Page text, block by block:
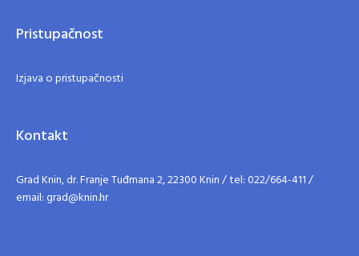
Pristupačnost
Izjava o pristupačnosti
Kontakt
Grad Knin, dr. Franje Tuđmana 2, 22300 Knin / tel: 022/664-411 /
email: grad@knin.hr